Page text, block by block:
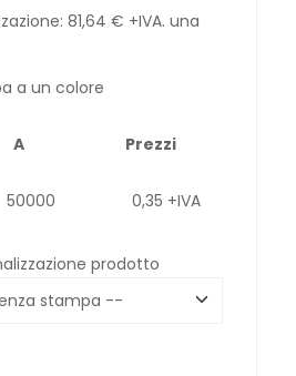
81,64 € +IVA. una
a un colore
A Prezzi
50000 0,35 +IVA
prodotto